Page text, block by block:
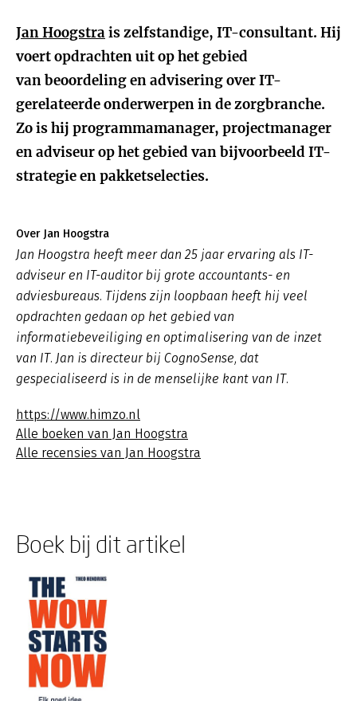
Jan Hoogstrais zelfstandige, IT-consultant. Hij
voert opdrachten uit op het gebied
van beoordeling en advisering over IT-
gerelateerde onderwerpen in de zorgbranche.
Zo is hij programmamanager, projectmanager
en adviseur op het gebied van bijvoorbeeld IT-
strategie en pakketselecties.
Over Jan Hoogstra
Jan Hoogstra heeft meer dan 25 jaar ervaring als IT-
adviseur en IT-auditor bij grote accountants- en
adviesbureaus. Tijdens zijn loopbaan heeft hij veel
opdrachten gedaan op het gebied van
informatiebeveiliging en optimalisering van de inzet
van IT. Jan is directeur bij CognoSense, dat
gespecialiseerd is in de menselijke kant van IT.
https://www.himzo.nl
Alle boeken van Jan Hoogstra
Alle recensies van Jan Hoogstra
Boek bij dit artikel